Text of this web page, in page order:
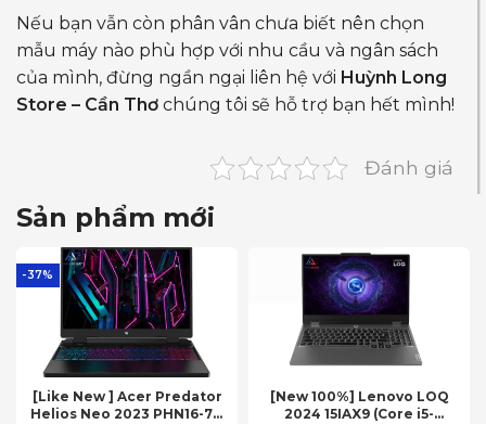
Nếu bạn vẫn còn phân vân chưa biết nên chọn
mẫu máy nào phù hợp với nhu cầu và ngân sách
của mình, đừng ngần ngại liên hệ với Huỳnh Long
Store – Cần Thơ chúng tôi sẽ hỗ trợ bạn hết mình!
Đánh giá
Sản phẩm mới
-37%
[Like New ] Acer Predator
Helios Neo 2023 PHN16-71-
[New 100%] Lenovo LOQ
2024 15IAX9 (Core i5-